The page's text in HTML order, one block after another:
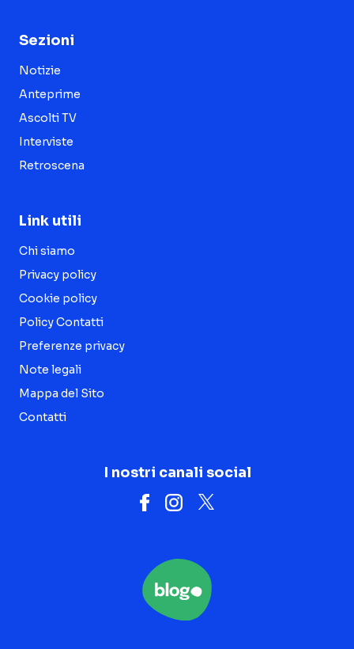
Sezioni
Notizie
Anteprime
Ascolti TV
Interviste
Retroscena
Link utili
Chi siamo
Privacy policy
Cookie policy
Policy Contatti
Preferenze privacy
Note legali
Mappa del Sito
Contatti
I nostri canali social